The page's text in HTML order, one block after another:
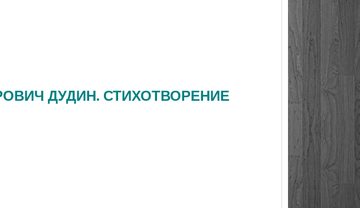
ДУДИН. СТИХОТВОРЕНИЕ